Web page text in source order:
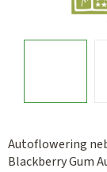
Autoflowering
Blackberry Gum